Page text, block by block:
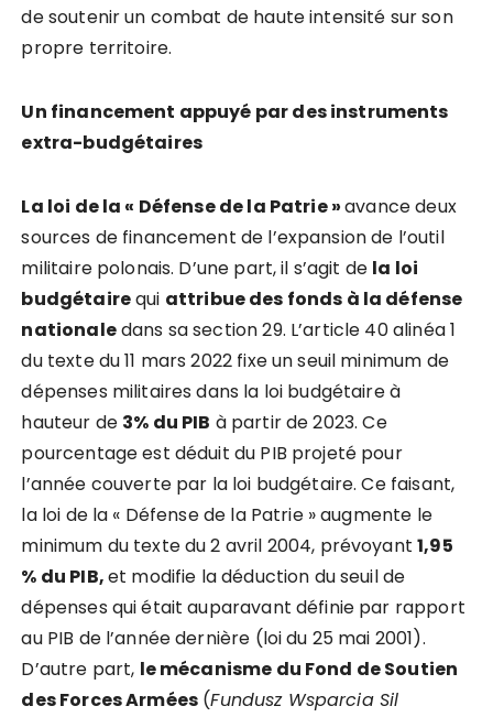
de soutenir un combat de haute intensité sur son
propre territoire.
Un financement appuyé par des instruments
extra-budgétaires
La loi de la « Défense de la Patrie »avance deux
sources de financement de l’expansion de l’outil
militaire polonais. D’une part, il s’agit de la loi
budgétairequi attribue des fonds à la défense
nationaledans sa section 29. L’article 40 alinéa 1
du texte du 11 mars 2022 fixe un seuil minimum de
dépenses militaires dans la loi budgétaire à
hauteur de 3% du PIB à partir de 2023. Ce
pourcentage est déduit du PIB projeté pour
l’année couverte par la loi budgétaire. Ce faisant,
la loi de la « Défense de la Patrie » augmente le
minimum du texte du 2 avril 2004, prévoyant1,95
% du PIB,et modifie la déduction du seuil de
dépenses qui était auparavant définie par rapport
au PIB de l’année dernière (loi du 25 mai 2001).
D’autre part, le mécanisme du Fond de Soutien
des Forces Armées (Fundusz Wsparcia Sil